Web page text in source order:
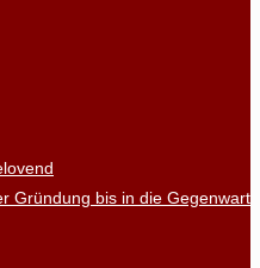
Gründung bis in die Gegenwart